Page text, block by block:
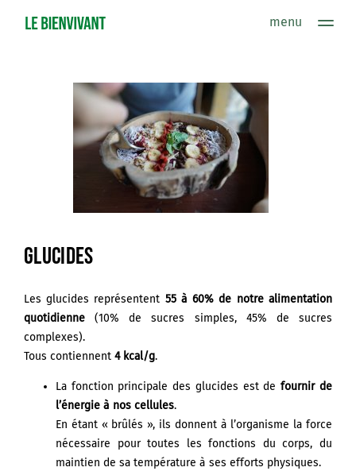
bien s'alimenter
pyramide alimentaire
le placard de base
les besoins du corps
ne pas manger
pour remplacer
bien se nourrir
consommagir
sources
À PROPOS
CONTACT
CONSULTATIONS
20 25
menu
GLUCIDES
Les glucides représentent 55 à60% de notre alimentation
quotidienne (10% de sucres simples, 45% de sucres
complexes).
Tous contiennent4 kcal/g.
La fonction principale des glucides est de fournir de
l’énergie à nos cellules.
En étant « brûlés », ils donnent à l’organisme la force
nécessaire pour toutes les fonctions du corps, du
maintien de sa température à ses efforts physiques.